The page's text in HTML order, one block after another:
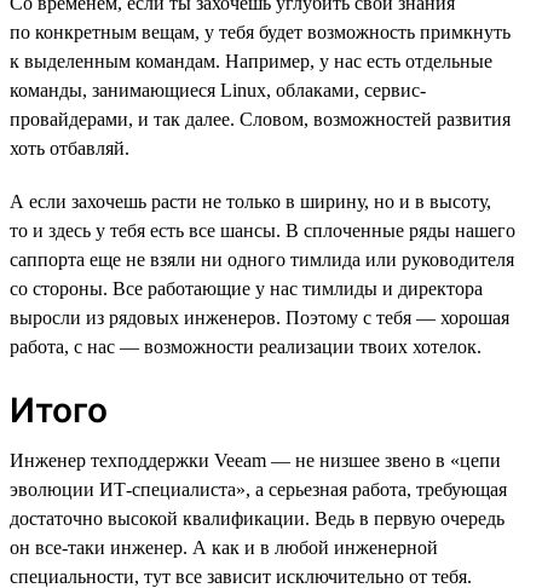
по конкретным вещам, у тебя будет возможность примкнуть
к выделенным командам. Например, у нас есть отдельные
команды, занимающиеся Linux, облаками, сервис-
провайдерами, и так далее. Словом, возможностей развития
хоть отбавляй.
А если захочешь расти не только в ширину, но и в высоту,
то и здесь у тебя есть все шансы. В сплоченные ряды нашего
саппорта еще не взяли ни одного тимлида или руководителя
со стороны. Все работающие у нас тимлиды и директора
выросли из рядовых инженеров. Поэтому с тебя — хорошая
работа, с нас — возможности реализации твоих хотелок.
Итого
Инженер техподдержки Veeam — не низшее звено в «цепи
эволюции ИТ-специалиста», а серьезная работа, требующая
достаточно высокой квалификации. Ведь в первую очередь
он все-таки инженер. А как и в любой инженерной
специальности, тут все зависит исключительно от тебя.